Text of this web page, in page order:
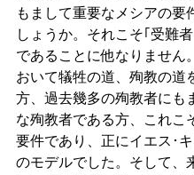
もまして重要なメシアの要
しょうか。それこそ｢受難
であることに他なりません
おいて犠牲の道、殉教の道
方、過去幾多の殉教者にも
な殉教者である方、これこ
要件であり、正にイエス･
のモデルでした。そして、